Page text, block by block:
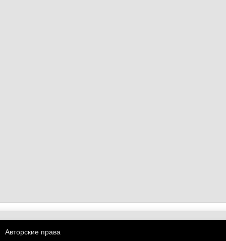
Авторские права